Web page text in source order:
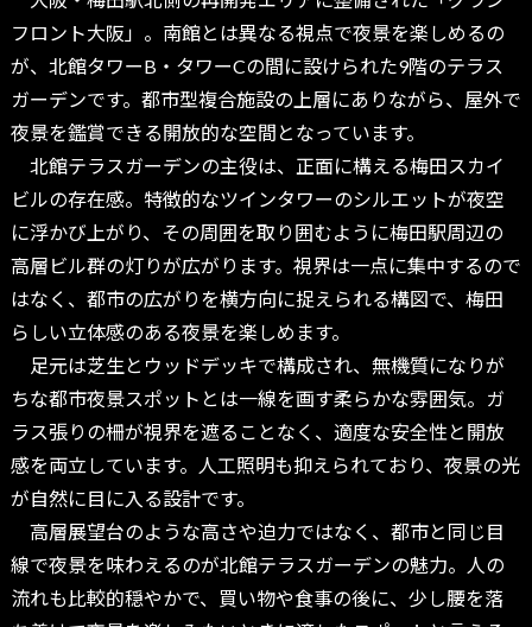
フロント大阪」。南館とは異なる視点で夜景を楽しめるの
が、北館タワーB・タワーCの間に設けられた9階のテラス
ガーデンです。都市型複合施設の上層にありながら、屋外で
夜景を鑑賞できる開放的な空間となっています。
北館テラスガーデンの主役は、正面に構える梅田スカイ
ビルの存在感。特徴的なツインタワーのシルエットが夜空
に浮かび上がり、その周囲を取り囲むように梅田駅周辺の
高層ビル群の灯りが広がります。視界は一点に集中するので
はなく、都市の広がりを横方向に捉えられる構図で、梅田
らしい立体感のある夜景を楽しめます。
足元は芝生とウッドデッキで構成され、無機質になりが
ちな都市夜景スポットとは一線を画す柔らかな雰囲気。ガ
ラス張りの柵が視界を遮ることなく、適度な安全性と開放
感を両立しています。人工照明も抑えられており、夜景の光
が自然に目に入る設計です。
高層展望台のような高さや迫力ではなく、都市と同じ目
線で夜景を味わえるのが北館テラスガーデンの魅力。人の
流れも比較的穏やかで、買い物や食事の後に、少し腰を落